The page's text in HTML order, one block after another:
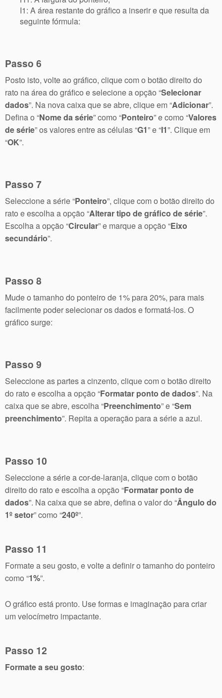
I1: A área restante do gráfico a inserir e que resulta da
seguinte fórmula:
Passo 6
Posto isto, volte ao gráfico, clique com o botão direito do
rato na área do gráfico e selecione a opção “Selecionar
dados”. Na nova caixa que se abre, clique em “Adicionar”.
Defina o “Nome da série” como “Ponteiro” e como “Valores
de série” os valores entre as células “G1” e “I1”. Clique em
“OK”.
Passo 7
Seleccione a série “Ponteiro”, clique com o botão direito do
rato e escolha a opção “Alterar tipo de gráfico de série”.
Escolha a opção “Circular” e marque a opção “Eixo
secundário”.
Passo 8
Mude o tamanho do ponteiro de 1% para 20%, para mais
facilmente poder selecionar os dados e formatá-los. O
gráfico surge:
Passo 9
Seleccione as partes a cinzento, clique com o botão direito
do rato e escolha a opção “Formatar ponto de dados”. Na
caixa que se abre, escolha “Preenchimento” e “Sem
preenchimento”. Repita a operação para a série a azul.
Passo 10
Seleccione a série a cor-de-laranja, clique com o botão
direito do rato e escolha a opção “Formatar ponto de
dados”. Na caixa que se abre, defina o valor do “Ângulo do
1º setor” como “240º”.
Passo 11
Formate a seu gosto, e volte a definir o tamanho do ponteiro
como “1%”.
O gráfico está pronto. Use formas e imaginação para criar
um velocímetro impactante.
Passo 12
Formate a seu gosto: